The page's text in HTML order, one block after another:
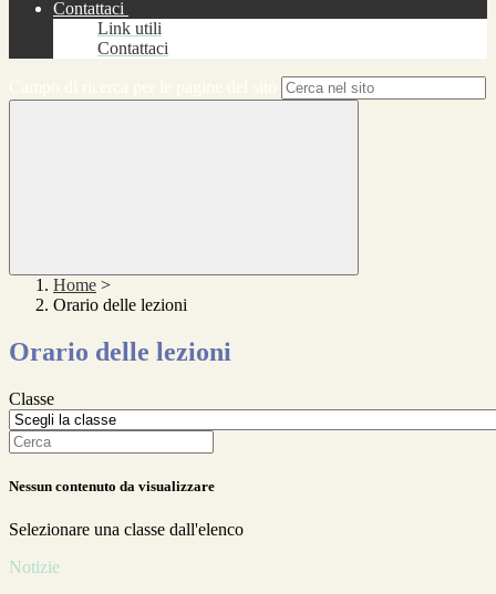
Contattaci
Link utili
Contattaci
Home >
Orario delle lezioni
Orario delle lezioni
Classe
Nessun contenuto da visualizzare
Selezionare una classe dall'elenco
Notizie